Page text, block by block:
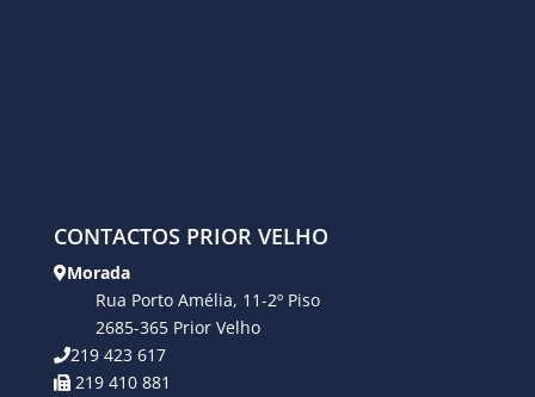
CONTACTOS PRIOR VELHO
Morada
Rua Porto Amélia, 11-2º Piso
2685-365 Prior Velho
219 423 617
219 410 881